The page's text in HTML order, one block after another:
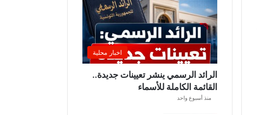
ف
ر
ي
ق
ي
ب
ل
اخبار محلية
الرائد الرسمي ينشر تعيينات جديدة..
القائمة الكاملة للأسماء
منذ أسبوع واحد